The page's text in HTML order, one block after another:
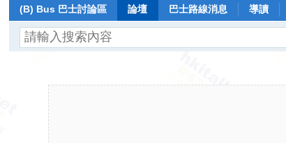
(B) Bus 巴士討論區 論壇 巴士路線消息 導讀